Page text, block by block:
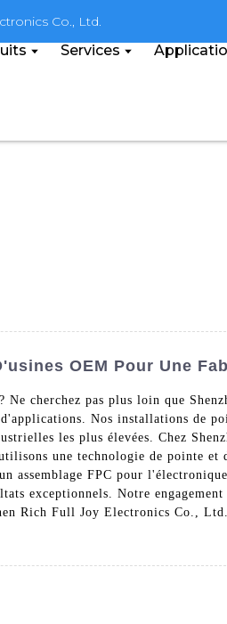
Co., Ltd.
Services
OEM Pour Une
Ne cherchez pas plus loin que
Nos installations de
les plus élevées. Chez
une technologie de pointe et
assemblage FPC pour
exceptionnels. Notre
Rich Full Joy Electronics Co.,